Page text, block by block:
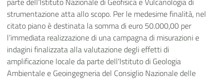
strumentazione atta allo scopo. Per le medesime finalità, nel
citato piano è destinata la somma di euro 50.000,00 per
l’immediata realizzazione di una campagna di misurazioni e
indagini finalizzata alla valutazione degli effetti di
amplificazione locale da parte dell'Istituto di Geologia
Ambientale e Geoingegneria del Consiglio Nazionale delle